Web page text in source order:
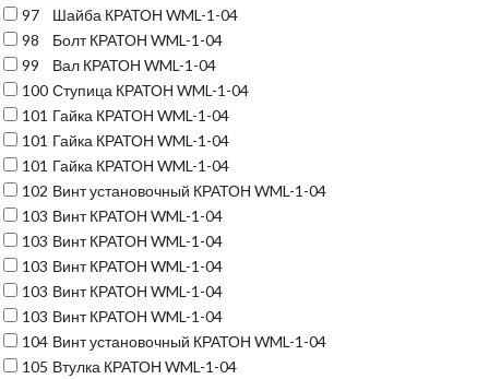
97
Шайба КРАТОН WML-1-04
98
Болт КРАТОН WML-1-04
99
Вал КРАТОН WML-1-04
100 Ступица КРАТОН WML-1-04
101 Гайка КРАТОН WML-1-04
101 Гайка КРАТОН WML-1-04
101 Гайка КРАТОН WML-1-04
102 Винт установочный КРАТОН WML-1-04
103 Винт КРАТОН WML-1-04
103 Винт КРАТОН WML-1-04
103 Винт КРАТОН WML-1-04
103 Винт КРАТОН WML-1-04
103 Винт КРАТОН WML-1-04
104 Винт установочный КРАТОН WML-1-04
105 Втулка КРАТОН WML-1-04